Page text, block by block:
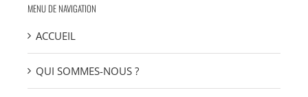
MENU DE NAVIGATION
ACCUEIL
QUI SOMMES-NOUS ?